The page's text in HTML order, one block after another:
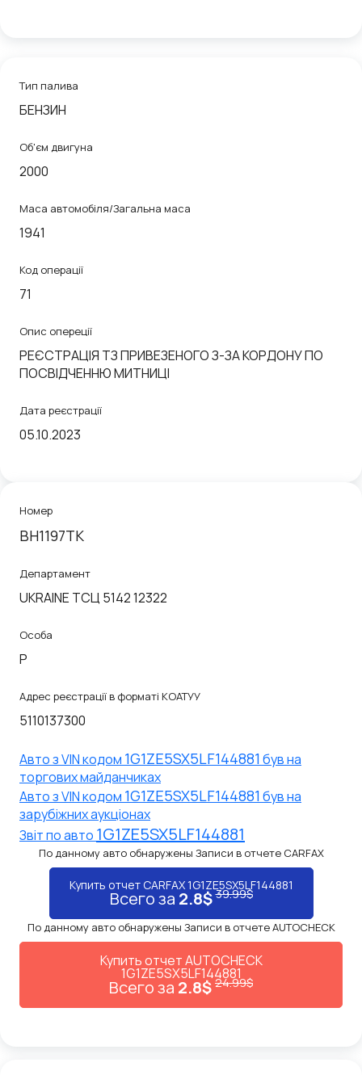
Тип палива
БЕНЗИН
Об'єм двигуна
2000
Маса автомобіля/Загальна маса
1941
Код операції
71
Опис опереції
РЕЄСТРАЦІЯ ТЗ ПРИВЕЗЕНОГО З-ЗА КОРДОНУ ПО
ПОСВІДЧЕННЮ МИТНИЦІ
Дата реєстрації
05.10.2023
Номер
BH1197TK
Департамент
UKRAINE ТСЦ 5142 12322
Особа
P
Адрес реєстрації в форматі КОАТУУ
5110137300
Авто з VIN кодом 1G1ZE5SX5LF144881був на
торгових майданчиках
Авто з VIN кодом 1G1ZE5SX5LF144881був на
зарубіжних аукціонах
Звiт по авто 1G1ZE5SX5LF144881
По данному авто обнаружены Записи в отчете CARFAX
Купить отчет CARFAX 1G1ZE5SX5LF144881
Всего за 2.8$39.99$
По данному авто обнаружены Записи в отчете AUTOCHECK
Купить отчет AUTOCHECK
1G1ZE5SX5LF144881
Всего за 2.8$24.99$